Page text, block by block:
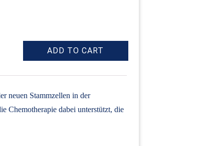
neuen Stammzellen in der
Chemotherapie dabei unterstützt, die